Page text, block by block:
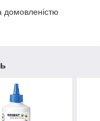
домовленістю